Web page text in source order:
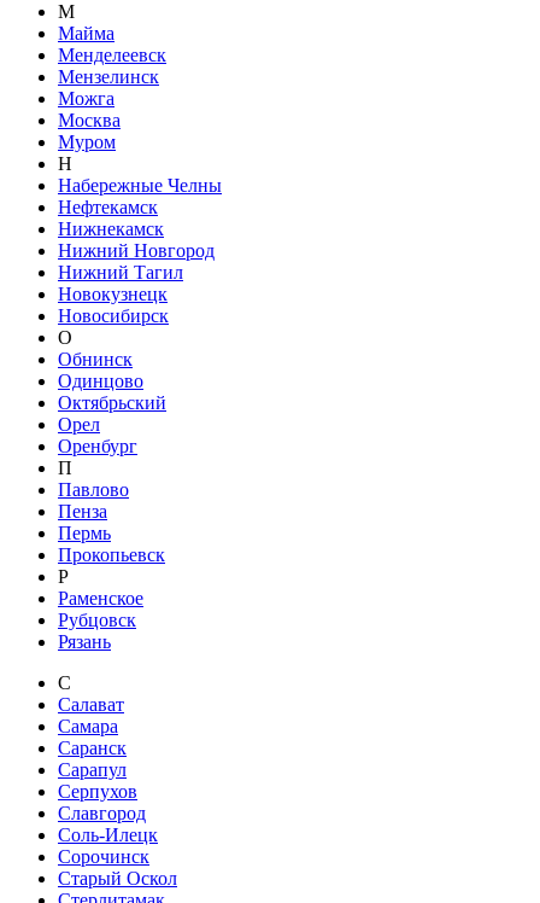
М
Майма
Менделеевск
Мензелинск
Можга
Москва
Муром
Н
Набережные Челны
Нефтекамск
Нижнекамск
Нижний Новгород
Нижний Тагил
Новокузнецк
Новосибирск
О
Обнинск
Одинцово
Октябрьский
Орел
Оренбург
П
Павлово
Пенза
Пермь
Прокопьевск
Р
Раменское
Рубцовск
Рязань
С
Салават
Самара
Саранск
Сарапул
Серпухов
Славгород
Соль-Илецк
Сорочинск
Старый Оскол